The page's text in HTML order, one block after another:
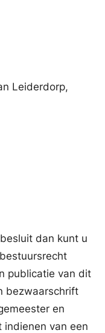
Leiderdorp,
dan kunt u
publicatie van dit
bezwaarschrift
en
van een